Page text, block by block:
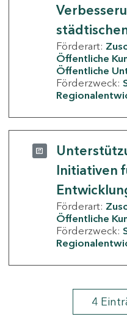
Förderart:
Öffentliche
Öffentliche
Förderzweck:
Initiativen
Förderart:
Öffentliche
Förderzweck:
4